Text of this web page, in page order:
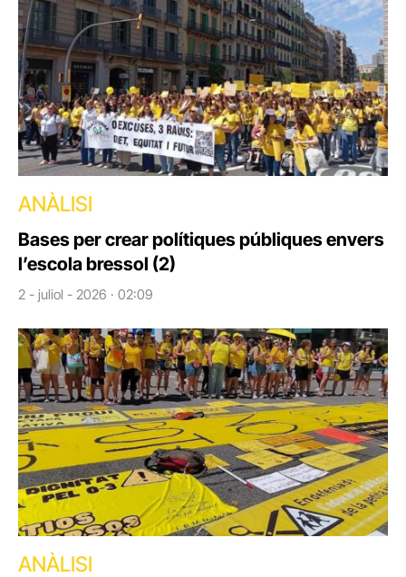
ANÀLISI
Bases per crear polítiques públiques envers
l’escola bressol (2)
2 - juliol - 2026 · 02:09
ANÀLISI